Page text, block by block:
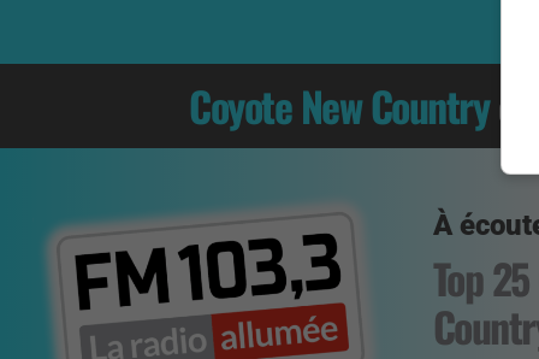
Coyote New Country
À
Top